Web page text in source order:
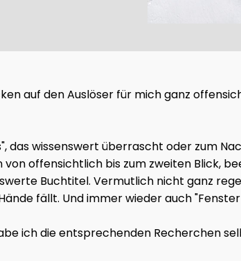
auf den Auslöser für mich ganz
das wissenswert überrascht oder zum
offensichtlich bis zum zweiten Blick,
Buchtitel. Vermutlich nicht ganz
fällt. Und immer wieder auch
ich die entsprechenden Recherchen